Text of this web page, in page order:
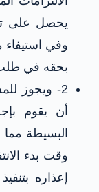
يحصل على
وفي استيفاء
بحقه في
2- ويجوز
أن يقوم
البسيطة
وقت بدء
إعذاره